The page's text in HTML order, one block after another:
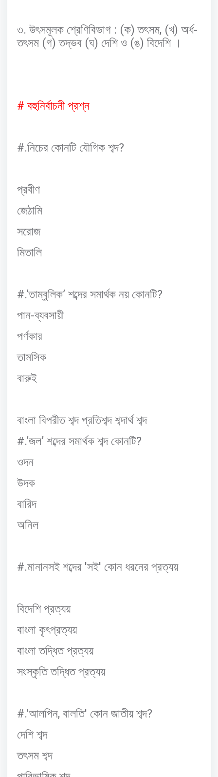
৩. উৎসমূলক শ্রেণিবিভাগ : (ক)তৎসম, (খ) অর্ধ-
তৎসম (গ)তদ্ভব (ঘ) দেশি ও (ঙ) বিদেশি ।
# বহুনির্বাচনী প্রশ্ন
#.নিচের কোনটি যৌগিক শব্দ?
প্রবীণ
জেঠামি
সরোজ
মিতালি
#.‘তাম্বুলিক’ শব্দের সমার্থক নয় কোনটি?
পান-ব্যবসায়ী
পর্ণকার
তামসিক
বারুই
বাংলা বিপরীত শব্দ প্রতিশব্দ শব্দার্থ শব্দ
#.‘জল’ শব্দের সমার্থক শব্দ কোনটি?
ওদন
উদক
বারিদ
অনিল
#.মানানসই শব্দের 'সই' কোন ধরনের প্রত্যয়
বিদেশি প্রত্যয়
বাংলা কৃৎপ্রত্যয়
বাংলা তদ্ধিত প্রত্যয়
সংস্কৃতি তদ্ধিত প্রত্যয়
#.'আলপিন, বালতি' কোন জাতীয় শব্দ?
দেশি শব্দ
তৎসম শব্দ